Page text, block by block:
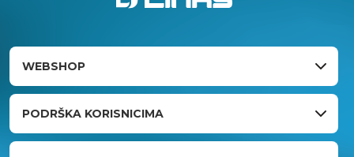
WEBSHOP
PODRŠKA KORISNICIMA